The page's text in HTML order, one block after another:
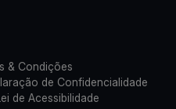
& Condições
de Confidencialidade
de Acessibilidade